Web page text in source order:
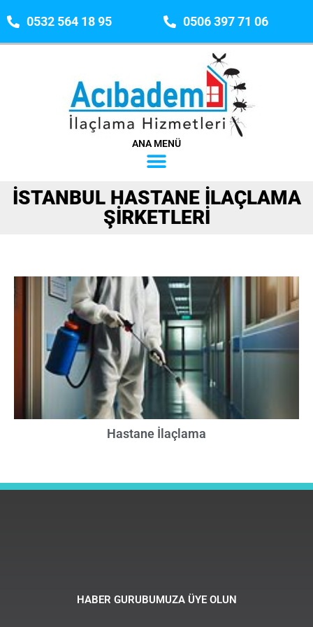
0532 564 18 95 0506 397 71 06
ANA MENÜ
İSTANBUL HASTANE ILAÇLAMA
ŞIRKETLERI
Hastane İlaçlama
HABER GURUBUMUZA ÜYE OLUN